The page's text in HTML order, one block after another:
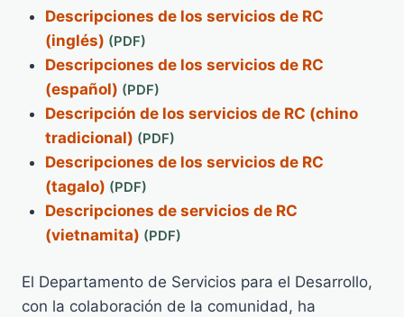
Descripciones de los servicios de RC
(inglés)
Descripciones de los servicios de RC
(español)
Descripción de los servicios de RC (chino
tradicional)
Descripciones de los servicios de RC
(tagalo)
Descripciones de servicios de RC
(vietnamita)
El Departamento de Servicios para el Desarrollo,
con la colaboración de la comunidad, ha